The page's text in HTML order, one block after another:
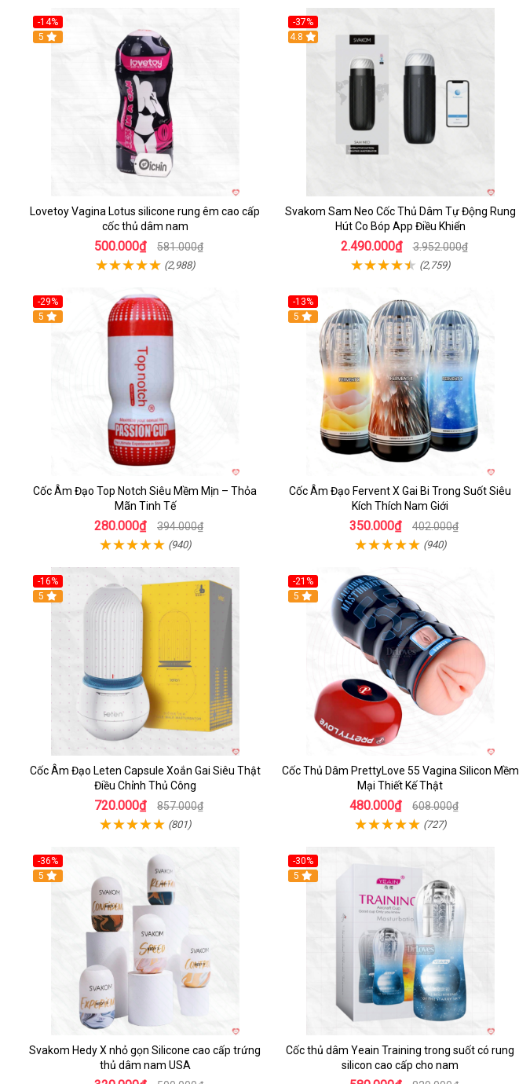
-14%
Hot
5
Lovetoy Vagina Lotus silicone rung êm cao cấp
cốc thủ dâm nam
500.000₫ 581.000₫
(2,988)
-37%
4.8
Svakom Sam Neo Cốc Thủ Dâm Tự Động Rung
Hút Co Bóp App Điều Khiển
2.490.000₫ 3.952.000₫
(2,759)
-29%
5
Cốc Âm Đạo Top Notch Siêu Mềm Mịn – Thỏa
Mãn Tinh Tế
280.000₫ 394.000₫
(940)
-13%
Hot
5
Cốc Âm Đạo Fervent X Gai Bi Trong Suốt Siêu
Kích Thích Nam Giới
350.000₫ 402.000₫
(940)
-16%
Hot
5
Cốc Âm Đạo Leten Capsule Xoắn Gai Siêu Thật
Điều Chỉnh Thủ Công
720.000₫ 857.000₫
(801)
-21%
Hot
5
Cốc Thủ Dâm PrettyLove 55 Vagina Silicon Mềm
Mại Thiết Kế Thật
480.000₫ 608.000₫
(727)
-36%
Hot
5
Svakom Hedy X nhỏ gọn Silicone cao cấp trứng
thủ dâm nam USA
-30%
Hot
5
Cốc thủ dâm Yeain Training trong suốt có rung
silicon cao cấp cho nam